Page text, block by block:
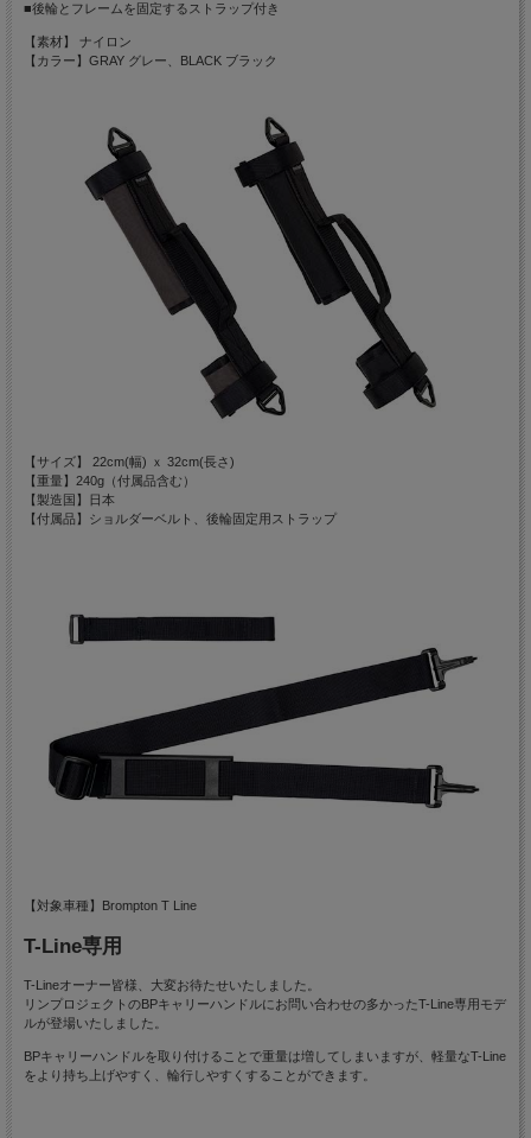
■後輪とフレームを固定するストラップ付き
【素材】 ナイロン
【カラー】GRAY グレー、BLACK ブラック
【サイズ】 22cm(幅) ｘ 32cm(長さ)
【重量】240g（付属品含む）
【製造国】日本
【付属品】ショルダーベルト、後輪固定用ストラップ
【対象車種】Brompton T Line
T-Line専用
T-Lineオーナー皆様、大変お待たせいたしました。
リンプロジェクトのBPキャリーハンドルにお問い合わせの多かったT-Line専用モデ
ルが登場いたしました。
BPキャリーハンドルを取り付けることで重量は増してしまいますが、軽量なT-Line
をより持ち上げやすく、輪行しやすくすることができます。